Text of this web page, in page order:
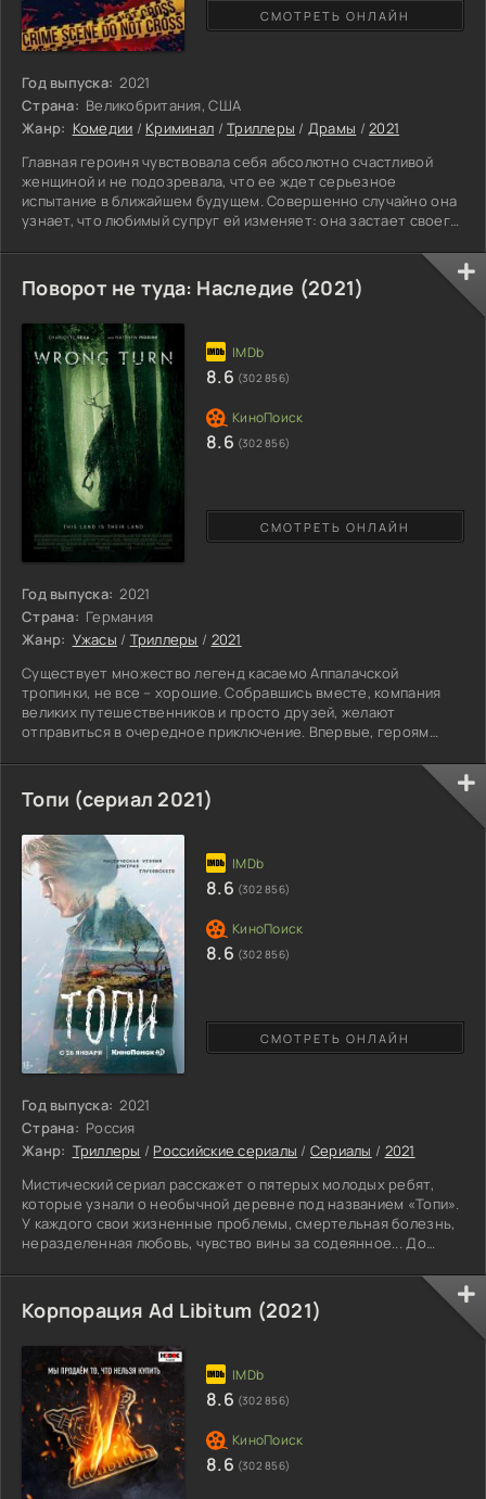
Год выпуска: 2021
Страна: Великобритания, США
Жанр: Комедии / Криминал /Триллеры / Драмы /2021
Главная героиня чувствовала себя абсолютно счастливой
женщиной и не подозревала, что ее ждет серьезное
испытание в ближайшем будущем. Совершенно случайно она
узнает, что любимый супруг ей изменяет: она застает своего
грандиозный скандал, в результате которого ее муж умирает
от сердечного приступа. Шокированная дамочка закапывает
бездыханное тело в землю и находит поддержку среди
явным, и
СМОТРЕТЬ ОНЛАЙН
Поворот не туда: Наследие (2021)
Год выпуска: 2021
Страна: Германия
Жанр: Ужасы / Триллеры / 2021
Существует множество легенд касаемо Аппалачской
тропинки, не все – хорошие. Собравшись вместе, компания
великих путешественников и просто друзей, желают
отправиться в очередное приключение. Впервые, героям
незабываемыми событиями. Дорога к тропинке показывала,
что не стоит будить потусторонние силы, если желаешь жить!
Встреча с местными жильцами испугает ребят, поскольку им
Сообщество людей,
СМОТРЕТЬ ОНЛАЙН
8.6 (302 856)
8.6 (302 856)
Топи (сериал 2021)
Год выпуска: 2021
Страна: Россия
Жанр: Триллеры / Российские сериалы / Сериалы / 2021
Мистический сериал расскажет о пятерых молодых ребят,
которые узнали о необычной деревне под названием «Топи».
У каждого свои жизненные проблемы, смертельная болезнь,
неразделенная любовь, чувство вины за содеянное... До
верит, что в Топях им помогут разобраться со многими
проблемами. Увиденное заинтриговало героев, с виду
закрытая деревушка, людей практически нет. Более
Участники
СМОТРЕТЬ ОНЛАЙН
8.6 (302 856)
8.6 (302 856)
Корпорация Ad Libitum (2021)
8.6 (302 856)
8.6 (302 856)